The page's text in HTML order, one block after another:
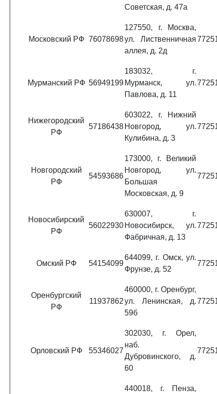
Советская, д. 47а
Московский РФ 76078698
127550, г. Москва,
ул. Лиственничная
аллея, д. 2д
Мурманский РФ 56949199
183032, г.
Мурманск, ул.
Павлова, д. 11
Нижегородский
РФ
57186438
603022, г. Нижний
Новгород, ул.
Кулибина, д. 3
Новгородский
РФ
54593686
173000, г. Великий
Новгород, ул.
Большая
Московская, д. 9
Новосибирский
РФ
56022930
630007, г.
Новосибирск, ул.
Фабричная, д. 13
Омский РФ 54154099
644099, г. Омск, ул.
Фрунзе, д. 52
Оренбургский
РФ
11937862
460000, г. Оренбург,
ул. Ленинская, д.
59б
Орловский РФ 55346027
302030, г. Орел,
наб.
Дубровинского, д.
60
440018, г. Пенза,